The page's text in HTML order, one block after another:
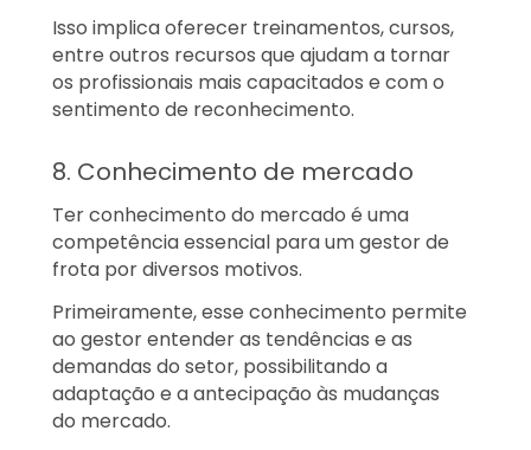
Isso implica oferecer treinamentos, cursos,
entre outros recursos que ajudam a tornar
os profissionais mais capacitados e com o
sentimento de reconhecimento.
8. Conhecimento de mercado
Ter conhecimento do mercado é uma
competência essencial para um gestor de
frota por diversos motivos.
Primeiramente, esse conhecimento permite
ao gestor entender as tendências e as
demandas do setor, possibilitando a
adaptação e a antecipação às mudanças
do mercado.